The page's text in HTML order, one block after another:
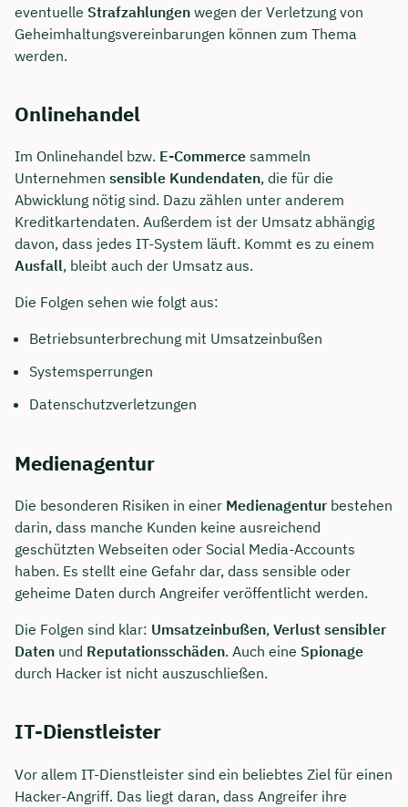
eventuelle Strafzahlungen wegen der Verletzung von
Geheimhaltungsvereinbarungen können zum Thema
werden.
Onlinehandel
Im Onlinehandel bzw. E-Commerce sammeln
Unternehmen sensible Kundendaten, die für die
Abwicklung nötig sind. Dazu zählen unter anderem
Kreditkartendaten. Außerdem ist der Umsatz abhängig
davon, dass jedes IT-System läuft. Kommt es zu einem
Ausfall, bleibt auch der Umsatz aus.
Die Folgen sehen wie folgt aus:
Betriebsunterbrechung mit Umsatzeinbußen
Systemsperrungen
Datenschutzverletzungen
Medienagentur
Die besonderen Risiken in einer Medienagentur bestehen
darin, dass manche Kunden keine ausreichend
geschützten Webseiten oder Social Media-Accounts
haben. Es stellt eine Gefahr dar, dass sensible oder
geheime Daten durch Angreifer veröffentlicht werden.
Die Folgen sind klar: Umsatzeinbußen, Verlust sensibler
Daten und Reputationsschäden. Auch eine Spionage
durch Hacker ist nicht auszuschließen.
IT-Dienstleister
Vor allem IT-Dienstleister sind ein beliebtes Ziel für einen
Hacker-Angriff. Das liegt daran, dass Angreifer ihre